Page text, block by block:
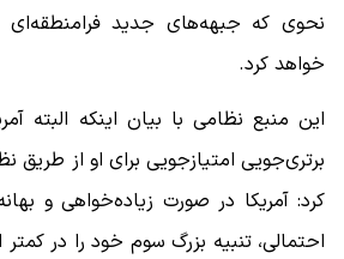
نحوی که جبهه‌های جدید فرامنطقه‌ای
خواهد کرد.
این منبع نظامی با بیان اینکه البته
برتری‌جویی امتیازجویی برای او از طریق
کرد: آمریکا در صورت زیاده‌خواهی و
احتمالی، تنبیه بزرگ سوم خود را در